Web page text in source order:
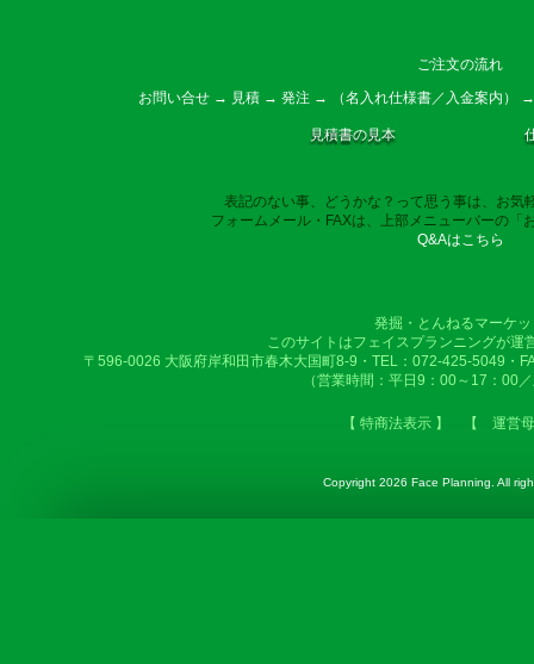
ご注文の流れ
お問い合せ → 見積 → 発注 → （名入れ仕様書／入金案内）
見積書の見本
表記のない事、どうかな？って思う事は、お気
フォームメール・FAXは、上部メニューバーの「
Q&Aはこちら
発掘・とんねるマーケ
このサイトはフェイスプランニングが運
〒596-0026 大阪府岸和田市春木大国町8-9・TEL：072-425-5049・
（営業時間：平日9：00～17：00
【 特商法表示 】 【 運営
Copyright 2026 Face Planning. All